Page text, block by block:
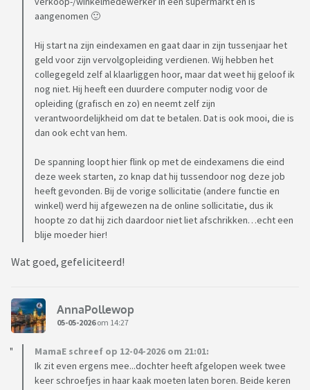
aangenomen 🙂
Hij start na zijn eindexamen en gaat daar in zijn tussenjaar het
geld voor zijn vervolgopleiding verdienen. Wij hebben het
collegegeld zelf al klaarliggen hoor, maar dat weet hij geloof ik
nog niet. Hij heeft een duurdere computer nodig voor de
opleiding (grafisch en zo) en neemt zelf zijn
verantwoordelijkheid om dat te betalen. Dat is ook mooi, die is
dan ook echt van hem.
De spanning loopt hier flink op met de eindexamens die eind
deze week starten, zo knap dat hij tussendoor nog deze job
heeft gevonden. Bij de vorige sollicitatie (andere functie en
winkel) werd hij afgewezen na de online sollicitatie, dus ik
hoopte zo dat hij zich daardoor niet liet afschrikken…echt een
blije moeder hier!
Wat goed, gefeliciteerd!
AnnaPollewop
05-05-2026om 14:27
MamaE schreef op 12-04-2026 om 21:01:
Ik zit even ergens mee...dochter heeft afgelopen week twee
keer schroefjes in haar kaak moeten laten boren. Beide keren